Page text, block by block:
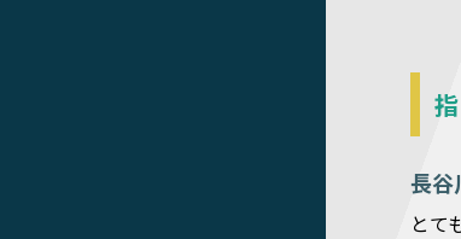
長谷
とて